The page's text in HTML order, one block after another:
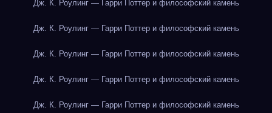
Дж. К. Роулинг — Гарри Поттер и философский камень
Дж. К. Роулинг — Гарри Поттер и философский камень
Дж. К. Роулинг — Гарри Поттер и философский камень
Дж. К. Роулинг — Гарри Поттер и философский камень
Дж. К. Роулинг — Гарри Поттер и философский камень